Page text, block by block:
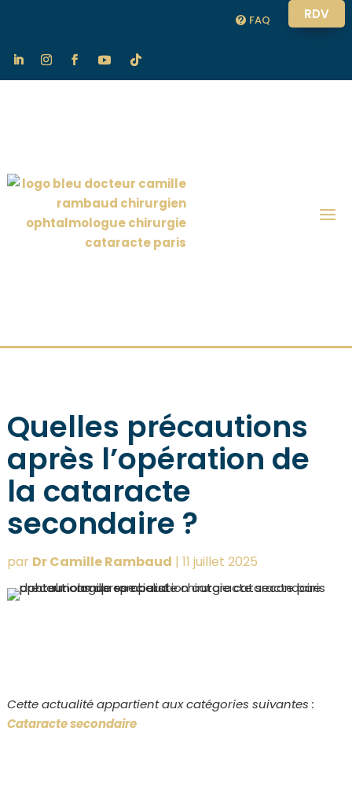
FAQ RDV
Quelles précautions
après l’opération de
la cataracte
secondaire ?
par Dr Camille Rambaud | 11 juillet 2025
Cette actualité appartient aux catégories suivantes :
Cataracte secondaire